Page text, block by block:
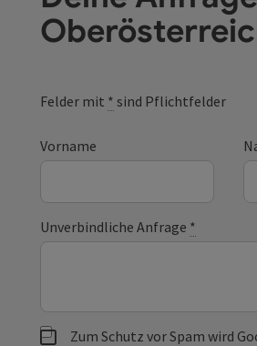
Felder mit * sind Pflichtfelder
Vorname
Unverbindliche Anfrage *
Zum Schutz vor Spam wird